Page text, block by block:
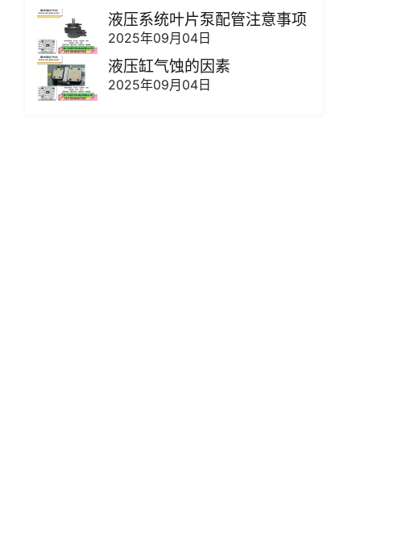
液压系统叶片泵配管注意事项
2025年09月04日
液压缸气蚀的因素
2025年09月04日